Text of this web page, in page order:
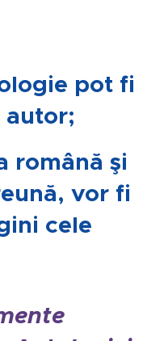
pot fi
autor;
română şi
vor fi
cele